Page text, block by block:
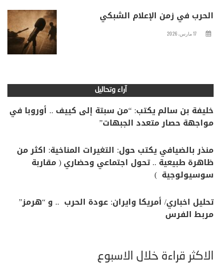
الحرب في زمن الإعلام الشبكي
17 مارس، 2026
آراء وتحاليل
خليفة بن سالم يكتب: “من سبتة إلى كييف .. أوروبا في
مواجهة حصار متعدد الجبهات”
منذر بالضيافي يكتب حول: التغيرات المناخية: اكثر من
ظاهرة طبيعية .. تحول اجتماعي وحضاري ( مقاربة
سوسيولوجية )
تحليل اخباري/ أمريكا وايران: عودة الحرب .. و “هرمز”
مربط الفرس
الأكثر قراءة خلال الأسبوع